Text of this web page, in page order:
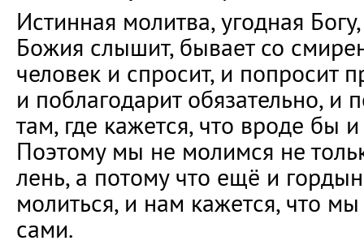
Истинная молитва, угодная
Божия слышит, бывает со
человек и спросит, и попросит
и поблагодарит обязательно, и
там, где кажется, что вроде бы
Поэтому мы не молимся не
лень, а потому что ещё и
молиться, и нам кажется, что
сами.